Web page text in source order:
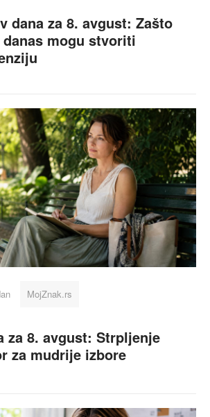
dana za 8. avgust: Zašto
mogu stvoriti
MojZnak.rs
za 8. avgust: Strpljenje
za mudrije izbore